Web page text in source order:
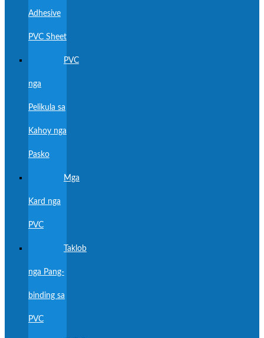
Adhesive
PVC Sheet
PVC
nga
Pelikula sa
Kahoy nga
Pasko
Mga
Kard nga
PVC
Taklob
nga Pang-
binding sa
PVC